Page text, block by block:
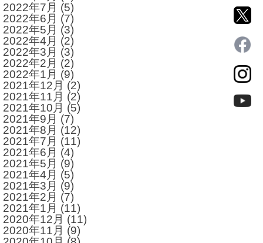
2022年7月 (5)
2022年6月 (7)
2022年5月 (3)
2022年4月 (2)
2022年3月 (3)
2022年2月 (2)
2022年1月 (9)
2021年12月 (2)
2021年11月 (2)
2021年10月 (5)
2021年9月 (7)
2021年8月 (12)
2021年7月 (11)
2021年6月 (4)
2021年5月 (9)
2021年4月 (5)
2021年3月 (9)
2021年2月 (7)
2021年1月 (11)
2020年12月 (11)
2020年11月 (9)